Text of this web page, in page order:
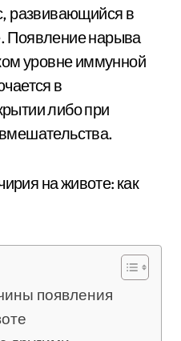
развивающийся в
Появление нарыва
уровне иммунной
в
либо при
появления